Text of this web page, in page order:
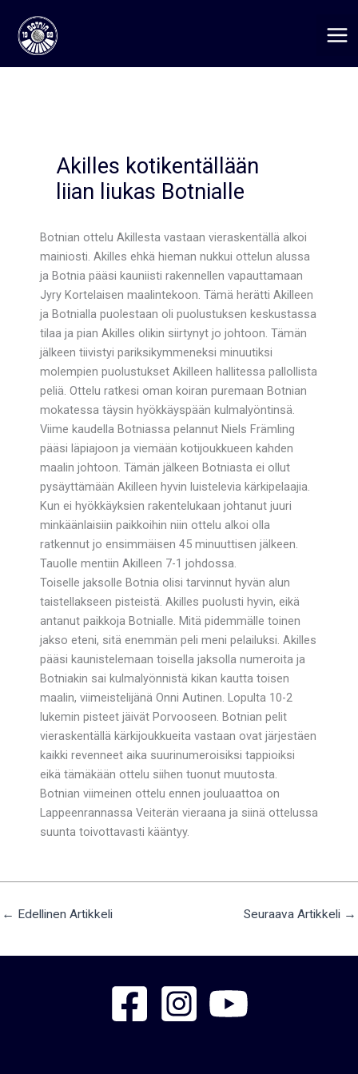
sisältöön
Akilles kotikentällään
liian liukas Botnialle
Botnian ottelu Akillesta vastaan vieraskentällä alkoi
mainiosti. Akilles ehkä hieman nukkui ottelun alussa
ja Botnia pääsi kauniisti rakennellen vapauttamaan
Jyry Kortelaisen maalintekoon. Tämä herätti Akilleen
ja Botnialla puolestaan oli puolustuksen keskustassa
tilaa ja pian Akilles olikin siirtynyt jo johtoon. Tämän
jälkeen tiivistyi pariksikymmeneksi minuutiksi
molempien puolustukset Akilleen hallitessa pallollista
peliä. Ottelu ratkesi oman koiran puremaan Botnian
mokatessa täysin hyökkäyspään kulmalyöntinsä.
Viime kaudella Botniassa pelannut Niels Främling
pääsi läpiajoon ja viemään kotijoukkueen kahden
maalin johtoon. Tämän jälkeen Botniasta ei ollut
pysäyttämään Akilleen hyvin luistelevia kärkipelaajia.
Kun ei hyökkäyksien rakentelukaan johtanut juuri
minkäänlaisiin paikkoihin niin ottelu alkoi olla
ratkennut jo ensimmäisen 45 minuuttisen jälkeen.
Tauolle mentiin Akilleen 7-1 johdossa.
Toiselle jaksolle Botnia olisi tarvinnut hyvän alun
taistellakseen pisteistä. Akilles puolusti hyvin, eikä
antanut paikkoja Botnialle. Mitä pidemmälle toinen
jakso eteni, sitä enemmän peli meni pelailuksi. Akilles
pääsi kaunistelemaan toisella jaksolla numeroita ja
Botniakin sai kulmalyönnistä kikan kautta toisen
maalin, viimeistelijänä Onni Autinen. Lopulta 10-2
lukemin pisteet jäivät Porvooseen. Botnian pelit
vieraskentällä kärkijoukkueita vastaan ovat järjestäen
kaikki revenneet aika suurinumeroisiksi tappioiksi
eikä tämäkään ottelu siihen tuonut muutosta.
Botnian viimeinen ottelu ennen jouluaattoa on
Lappeenrannassa Veiterän vieraana ja siinä ottelussa
suunta toivottavasti kääntyy.
← Edellinen Artikkeli Seuraava Artikkeli →